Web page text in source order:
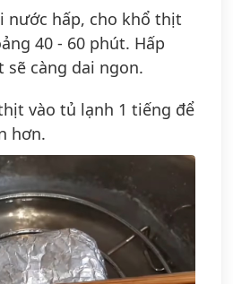
nước hấp, cho khổ thịt
40 - 60 phút. Hấp
sẽ càng dai ngon.
vào tủ lạnh 1 tiếng để
hơn.